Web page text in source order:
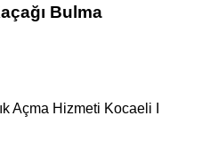
Bulma
Açma Hizmeti Kocaeli I